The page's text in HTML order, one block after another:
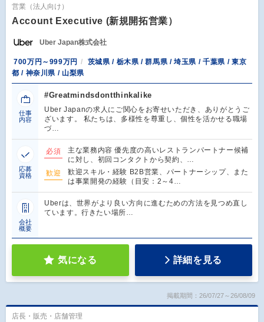
営業（法人向け）
Account Executive (新規開拓営業）
Uber Japan株式会社
700万円～999万円
茨城県 / 栃木県 / 群馬県 / 埼玉県 / 千葉県 / 東京
都 / 神奈川県 / 山梨県
仕事
内容
#Greatmindsdontthinkalike
Uber Japanの求人にご関心をお寄せいただき、ありがとうご
ざいます。 私たちは、多様性を尊重し、個性を活かせる職場
づ…
応募
資格
必須
主な業務内容 優先度の高いレストランパートナー候補
に対し、初回コンタクトから契約、…
歓迎
歓迎スキル・経験 B2B営業、パートナーシップ、また
は事業開発の経験（目安：2～4…
会社
概要
Uberは、世界がより良い方向に進むための方法を見つめ直し
ています。行きたい場所…
気になる 詳細を見る
掲載期間：26/07/27～26/08/09
店長・販売・店舗管理